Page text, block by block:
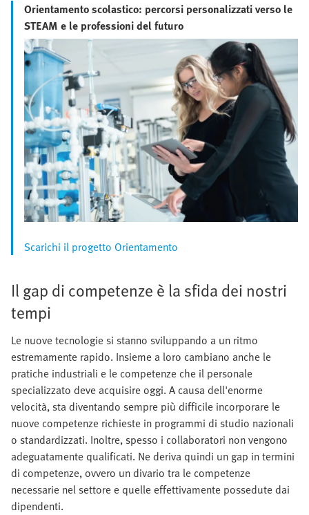
Orientamento scolastico: percorsi personalizzati verso le
STEAM e le professioni del futuro
Scarichi il progetto Orientamento
Il gap di competenze è la sfida dei nostri
tempi
Le nuove tecnologie si stanno sviluppando a un ritmo
estremamente rapido. Insieme a loro cambiano anche le
pratiche industriali e le competenze che il personale
specializzato deve acquisire oggi. A causa dell'enorme
velocità, sta diventando sempre più difficile incorporare le
nuove competenze richieste in programmi di studio nazionali
o standardizzati. Inoltre, spesso i collaboratori non vengono
adeguatamente qualificati. Ne deriva quindi un gap in termini
di competenze, ovvero un divario tra le competenze
necessarie nel settore e quelle effettivamente possedute dai
dipendenti.